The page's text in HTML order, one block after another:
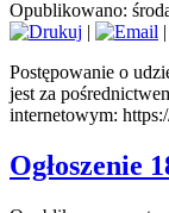
Opublikowano:
|
Postępowanie o
jest za
internetowym:
Ogłoszenie